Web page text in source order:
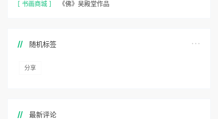
[ 书画商城 ] 《佛》吴殿堂作品
随机标签
分享
最新评论